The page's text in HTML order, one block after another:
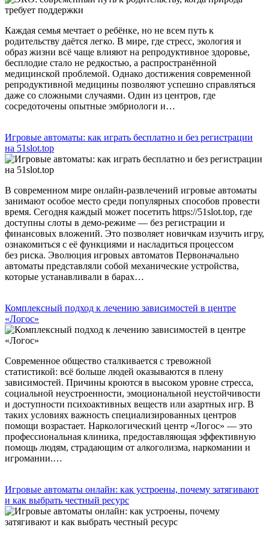
Каждая семья мечтает о ребёнке, но не всем путь к
родительству даётся легко. В мире, где стресс, экология и
образ жизни всё чаще влияют на репродуктивное здоровье,
бесплодие стало не редкостью, а распространённой
медицинской проблемой. Однако достижения современной
репродуктивной медицины позволяют успешно справляться
даже со сложными случаями. Один из центров, где
сосредоточены опытные эмбриологи и…
Игровые автоматы: как играть бесплатно и без регистрации
на 51slot.top
В современном мире онлайн-развлечений игровые автоматы
занимают особое место среди популярных способов провести
время. Сегодня каждый может посетить https://51slot.top, где
доступны слоты в демо-режиме — без регистрации и
финансовых вложений. Это позволяет новичкам изучить игру,
ознакомиться с её функциями и насладиться процессом
без риска. Эволюция игровых автоматов Первоначально
автоматы представляли собой механические устройства,
которые устанавливали в барах…
Комплексный подход к лечению зависимостей в центре
«Логос»
Современное общество сталкивается с тревожной
статистикой: всё больше людей оказываются в плену
зависимостей. Причины кроются в высоком уровне стресса,
социальной неустроенности, эмоциональной неустойчивости
и доступности психоактивных веществ или азартных игр. В
таких условиях важность специализированных центров
помощи возрастает. Наркологический центр «Логос» — это
профессиональная клиника, предоставляющая эффективную
помощь людям, страдающим от алкоголизма, наркомании и
игромании.…
Игровые автоматы онлайн: как устроены, почему затягивают
и как выбрать честный ресурс